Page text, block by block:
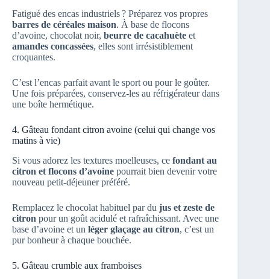
Fatigué des encas industriels ? Préparez vos propres
barres de céréales maison. À base de flocons
d’avoine, chocolat noir, beurre de cacahuète et
amandes concassées, elles sont irrésistiblement
croquantes.
C’est l’encas parfait avant le sport ou pour le goûter.
Une fois préparées, conservez-les au réfrigérateur dans
une boîte hermétique.
4. Gâteau fondant citron avoine (celui qui change vos
matins à vie)
Si vous adorez les textures moelleuses, ce fondant au
citron et flocons d’avoine pourrait bien devenir votre
nouveau petit-déjeuner préféré.
Remplacez le chocolat habituel par du jus et zeste de
citron pour un goût acidulé et rafraîchissant. Avec une
base d’avoine et un léger glaçage au citron, c’est un
pur bonheur à chaque bouchée.
5. Gâteau crumble aux framboises